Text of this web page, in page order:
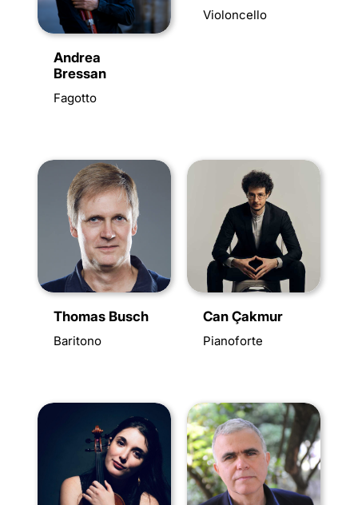
Andrea
Bressan
Fagotto
Violoncello
Thomas Busch
Baritono
Can Çakmur
Pianoforte